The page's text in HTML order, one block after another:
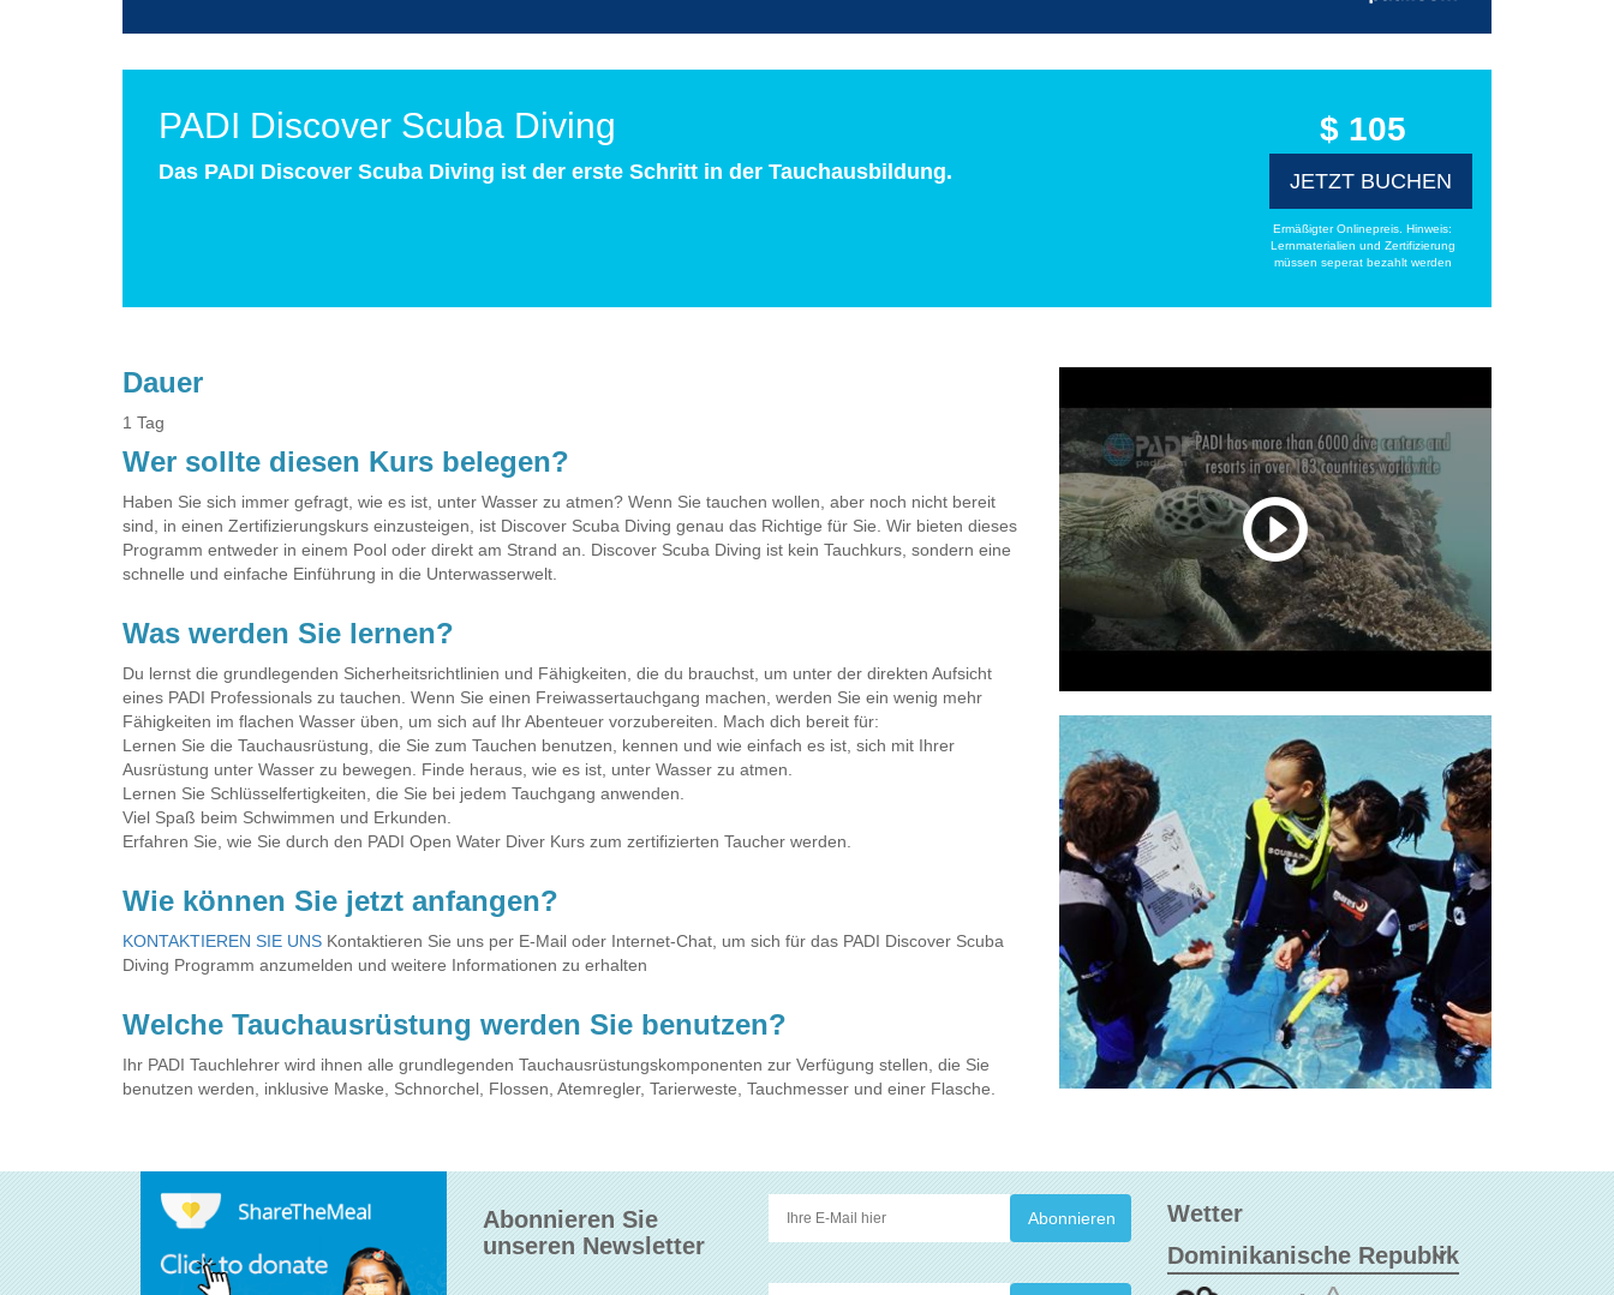
PADI Discover Scuba Diving
Das PADI Discover Scuba Diving ist der erste Schritt in der Tauchausbildung.
$ 105
JETZT BUCHEN
Ermäßigter Onlinepreis. Hinweis:
Lernmaterialien und Zertifizierung
müssen seperat bezahlt werden
Dauer
1 Tag
Wer sollte diesen Kurs belegen?
Haben Sie sich immer gefragt, wie es ist, unter Wasser zu atmen? Wenn Sie tauchen wollen, aber noch nicht bereit
sind, in einen Zertifizierungskurs einzusteigen, ist Discover Scuba Diving genau das Richtige für Sie. Wir bieten dieses
Programm entweder in einem Pool oder direkt am Strand an. Discover Scuba Diving ist kein Tauchkurs, sondern eine
schnelle und einfache Einführung in die Unterwasserwelt.
Was werden Sie lernen?
Du lernst die grundlegenden Sicherheitsrichtlinien und Fähigkeiten, die du brauchst, um unter der direkten Aufsicht
eines PADI Professionals zu tauchen. Wenn Sie einen Freiwassertauchgang machen, werden Sie ein wenig mehr
Fähigkeiten im flachen Wasser üben, um sich auf Ihr Abenteuer vorzubereiten. Mach dich bereit für:
Lernen Sie die Tauchausrüstung, die Sie zum Tauchen benutzen, kennen und wie einfach es ist, sich mit Ihrer
Ausrüstung unter Wasser zu bewegen. Finde heraus, wie es ist, unter Wasser zu atmen.
Lernen Sie Schlüsselfertigkeiten, die Sie bei jedem Tauchgang anwenden.
Viel Spaß beim Schwimmen und Erkunden.
Erfahren Sie, wie Sie durch den PADI Open Water Diver Kurs zum zertifizierten Taucher werden.
Wie können Sie jetzt anfangen?
KONTAKTIEREN SIE UNS Kontaktieren Sie uns per E-Mail oder Internet-Chat, um sich für das PADI Discover Scuba
Diving Programm anzumelden und weitere Informationen zu erhalten
Welche Tauchausrüstung werden Sie benutzen?
Ihr PADI Tauchlehrer wird ihnen alle grundlegenden Tauchausrüstungskomponenten zur Verfügung stellen, die Sie
benutzen werden, inklusive Maske, Schnorchel, Flossen, Atemregler, Tarierweste, Tauchmesser und einer Flasche.
Abonnieren Sie
unseren Newsletter
Wetter